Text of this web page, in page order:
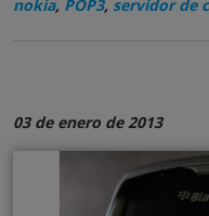
nokia, POP3, servidor de
03 de enero de 2013